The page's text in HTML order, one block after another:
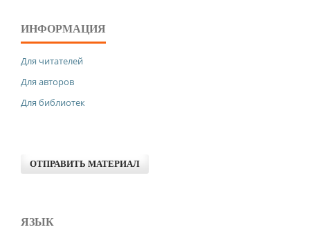
ИНФОРМАЦИЯ
Для читателей
Для авторов
Для библиотек
ОТПРАВИТЬ МАТЕРИАЛ
ЯЗЫК